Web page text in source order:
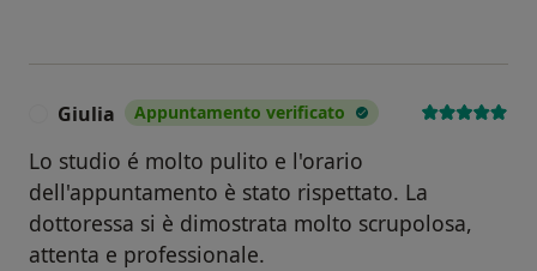
Giulia Appuntamento verificato
Lo studio é molto pulito e l'orario
dell'appuntamento è stato rispettato. La
dottoressa si è dimostrata molto scrupolosa,
attenta e professionale.